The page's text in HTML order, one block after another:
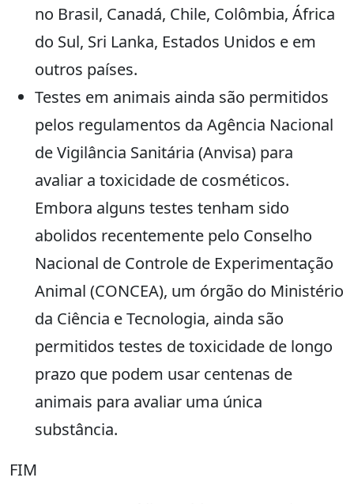
no Brasil, Canadá, Chile, Colômbia, África
do Sul, Sri Lanka, Estados Unidos e em
outros países.
Testes em animais ainda são permitidos
pelos regulamentos da Agência Nacional
de Vigilância Sanitária (Anvisa) para
avaliar a toxicidade de cosméticos.
Embora alguns testes tenham sido
abolidos recentemente pelo Conselho
Nacional de Controle de Experimentação
Animal (CONCEA), um órgão do Ministério
da Ciência e Tecnologia, ainda são
permitidos testes de toxicidade de longo
prazo que podem usar centenas de
animais para avaliar uma única
substância.
FIM